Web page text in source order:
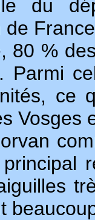
du
de
80 %
Parmi
ce
Vosges